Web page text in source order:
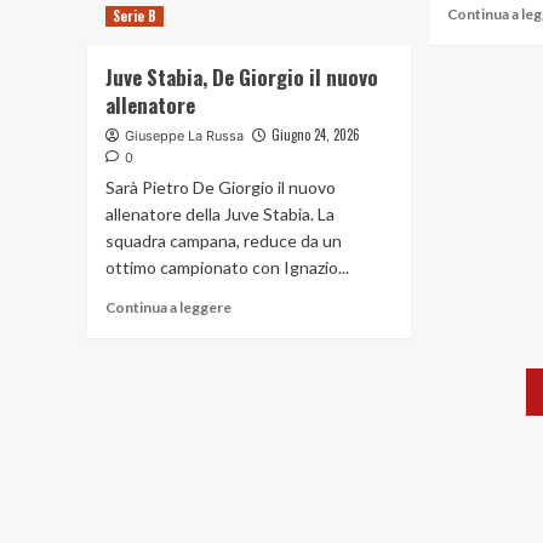
pensare
altre
creata
grande
alchimia”
firma
Continua a
Serie B
Juve Stabia, De Giorgio il nuovo
allenatore
Giuseppe La Russa Giugno 24, 2026
0
Sarà Pietro De Giorgio il nuovo
allenatore della Juve Stabia. La
squadra campana, reduce da un
ottimo campionato con Ignazio...
Continua a leggereRead